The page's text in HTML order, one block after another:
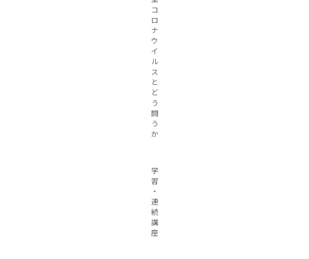
コ
ロ
ナ
ウ
イ
ル
ス
と
ど
う
闘
う
か
学
習
・
連
続
講
座